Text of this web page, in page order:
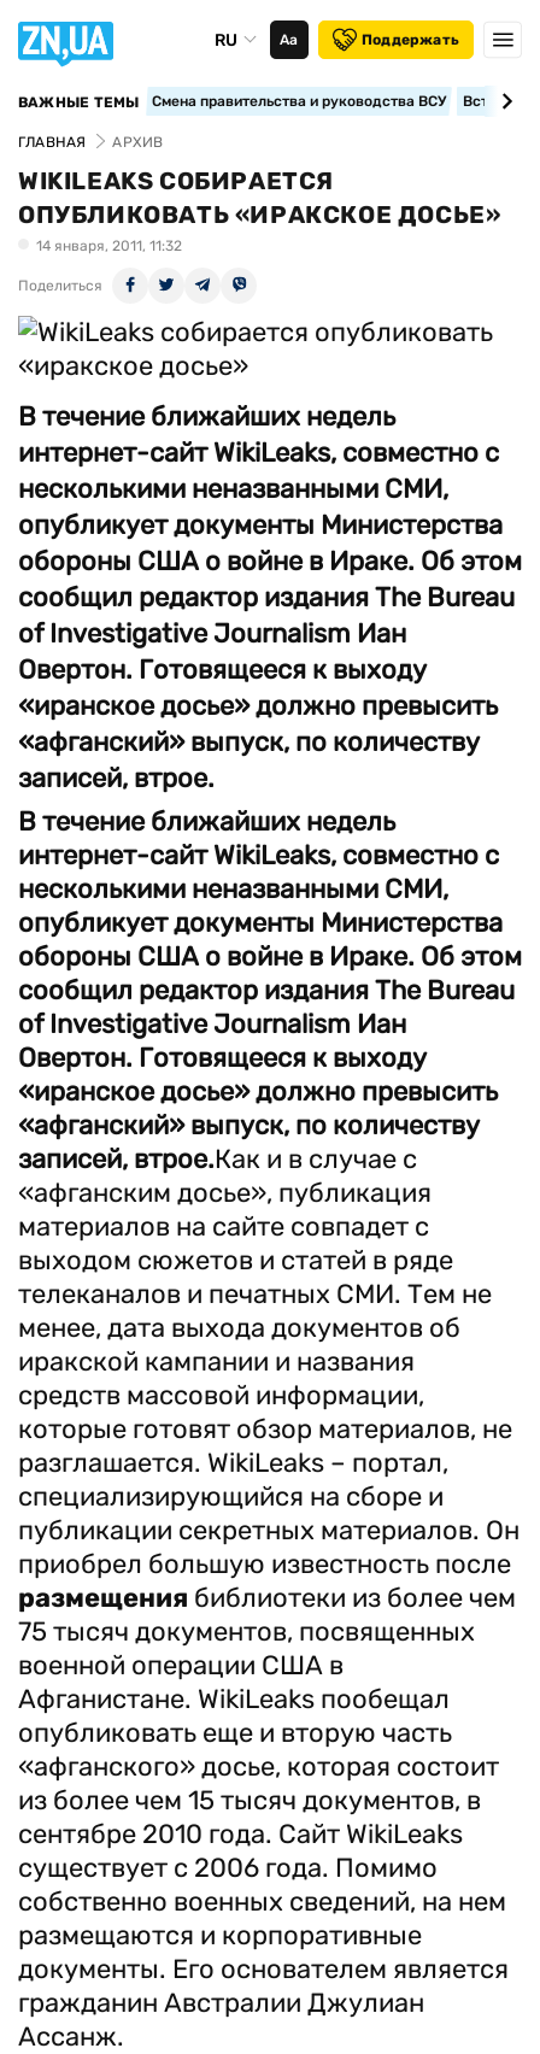
RU Аа Поддержать
ВАЖНЫЕ ТЕМЫ Смена правительства и руководства ВСУ
ГЛАВНАЯ АРХИВ
WIKILEAKS СОБИРАЕТСЯ
ОПУБЛИКОВАТЬ «ИРАКСКОЕ ДОСЬЕ»
14 января, 2011, 11:32
Поделиться
В течение ближайших недель
интернет-сайт WikiLeaks, совместно с
несколькими неназванными СМИ,
опубликует документы Министерства
обороны США о войне в Ираке. Об этом
сообщил редактор издания The Bureau
of Investigative Journalism Иан
Овертон. Готовящееся к выходу
«иранское досье» должно превысить
«афганский» выпуск, по количеству
записей, втрое.
В течение ближайших недель
интернет-сайт WikiLeaks, совместно с
несколькими неназванными СМИ,
опубликует документы Министерства
обороны США о войне в Ираке. Об этом
сообщил редактор издания The Bureau
of Investigative Journalism Иан
Овертон. Готовящееся к выходу
«иранское досье» должно превысить
«афганский» выпуск, по количеству
записей, втрое.Как и в случае с
«афганским досье», публикация
материалов на сайте совпадет с
выходом сюжетов и статей в ряде
телеканалов и печатных СМИ. Тем не
менее, дата выхода документов об
иракской кампании и названия
средств массовой информации,
которые готовят обзор материалов, не
разглашается. WikiLeaks – портал,
специализирующийся на сборе и
публикации секретных материалов. Он
приобрел большую известность после
размещения библиотеки из более чем
75 тысяч документов, посвященных
военной операции США в
Афганистане. WikiLeaks пообещал
опубликовать еще и вторую часть
«афганского» досье, которая состоит
из более чем 15 тысяч документов, в
сентябре 2010 года. Сайт WikiLeaks
существует с 2006 года. Помимо
собственно военных сведений, на нем
размещаются и корпоративные
документы. Его основателем является
гражданин Австралии Джулиан
Ассанж.